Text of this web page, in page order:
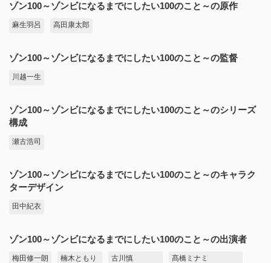
ゾン100～ゾンビになるまでにしたい100のこと～の原作
麻生羽呂 高田康太郎
ゾン100～ゾンビになるまでにしたい100のこと～の監督
川越一生
ゾン100～ゾンビになるまでにしたい100のこと～のシリーズ
構成
瀬古浩司
ゾン100～ゾンビになるまでにしたい100のこと～のキャラク
ターデザイン
田中紀衣
ゾン100～ゾンビになるまでにしたい100のこと～の出演者
梅田修一朗 楠木ともり 古川慎 髙橋ミナミ